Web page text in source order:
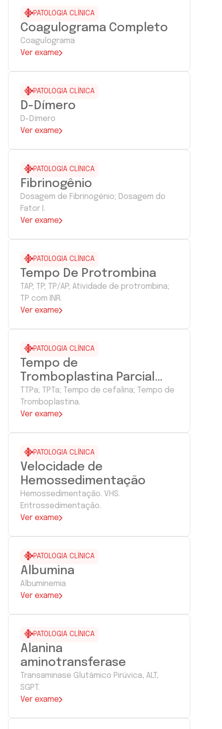
PATOLOGIA CLÍNICA
Coagulograma Completo
Coagulograma
Ver exame
PATOLOGIA CLÍNICA
D-Dímero
D-Dímero
Ver exame
PATOLOGIA CLÍNICA
Fibrinogênio
Dosagem de Fibrinogênio; Dosagem do
Fator I.
Ver exame
PATOLOGIA CLÍNICA
Tempo De Protrombina
TAP; TP; TP/AP; Atividade de protrombina;
TP com INR.
Ver exame
PATOLOGIA CLÍNICA
Tempo de
Tromboplastina Parcial
Ativada
TTPa; TPTa; Tempo de cefalina; Tempo de
Tromboplastina.
Ver exame
PATOLOGIA CLÍNICA
Velocidade de
Hemossedimentação
Hemossedimentação. VHS.
Eritrossedimentação.
Ver exame
PATOLOGIA CLÍNICA
Albumina
Albuminemia
Ver exame
PATOLOGIA CLÍNICA
Alanina
aminotransferase
Transaminase Glutâmico Pirúvica, ALT,
SGPT.
Ver exame